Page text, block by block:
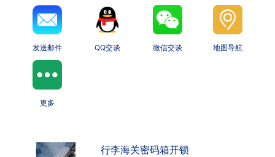
发送邮件 QQ交谈 微信交谈 地图导航
更多
行李海关密码箱开锁